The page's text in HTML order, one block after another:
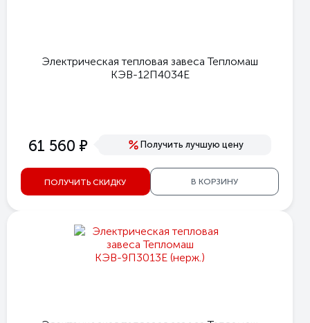
Электрическая тепловая завеса Тепломаш
КЭВ-12П4034Е
61 560 е Получить лучшую цену
ПОЛУЧИТЬ СКИДКУ В КОРЗИНУ